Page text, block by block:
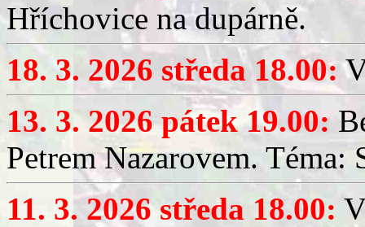
Hříchovice na dupárně.
18. 3. 2026 středa 18.00:
13. 3. 2026 pátek 19.00:
Petrem Nazarovem. Téma:
11. 3. 2026 středa 18.00: